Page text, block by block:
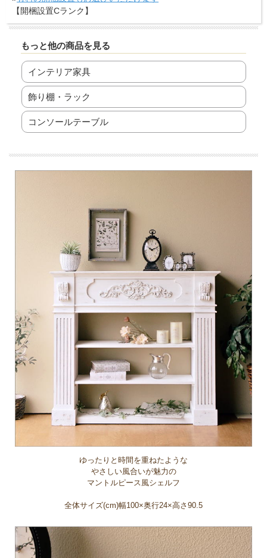
【開梱設置Cランク】
もっと他の商品を見る
インテリア家具
飾り棚・ラック
コンソールテーブル
ゆったりと時間を重ねたような
やさしい風合いが魅力の
マントルピース風シェルフ
全体サイズ(cm)幅100×奥行24×高さ90.5